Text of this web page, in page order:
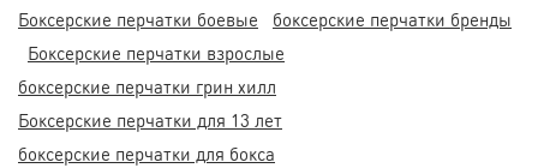
Боксерские перчатки боевые
боксерские перчатки бренды
Боксерские перчатки взрослые
боксерские перчатки грин хилл
Боксерские перчатки для 13 лет
боксерские перчатки для бокса